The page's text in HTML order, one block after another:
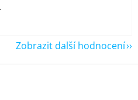
Zobrazit další hodnocení